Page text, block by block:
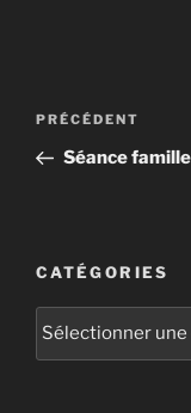
Navigation
l’article
Article
précédent
PRÉCÉDENT
Séance
CATÉGORIES
Catégories